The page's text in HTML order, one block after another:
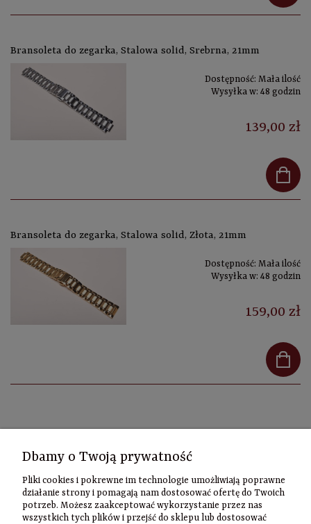
Bransoleta do zegarka, Stalowa solid, Srebrna, 21mm
Dostępność: Mała ilość
Wysyłka w: 48 godzin
139,00 zł
Bransoleta do zegarka, Stalowa solid, Złota, 21mm
Dostępność: Mała ilość
Wysyłka w: 48 godzin
159,00 zł
Szybki
kontakt
Dbamy o Twoją prywatność
Pliki cookies i pokrewne im technologie umożliwiają poprawne
działanie strony i pomagają nam dostosować ofertę do Twoich
potrzeb. Możesz zaakceptować wykorzystanie przez nas
wszystkich tych plików i przejść do sklepu lub dostosować